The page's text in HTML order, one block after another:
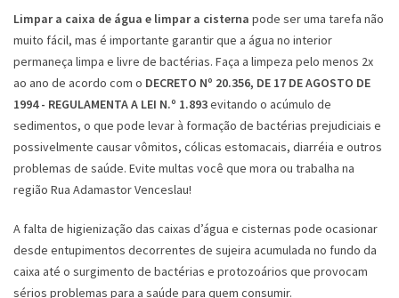
Limpar a caixa de água e limpar a cisterna pode ser uma tarefa não
muito fácil, mas é importante garantir que a água no interior
permaneça limpa e livre de bactérias. Faça a limpeza pelo menos 2x
ao ano de acordo com o DECRETO Nº 20.356, DE 17 DE AGOSTO DE
1994 - REGULAMENTA A LEI N.º 1.893evitando o acúmulo de
sedimentos, o que pode levar à formação de bactérias prejudiciais e
possivelmente causar vômitos, cólicas estomacais, diarréia e outros
problemas de saúde. Evite multas você que mora ou trabalha na
região Rua Adamastor Venceslau!
A falta de higienização das caixas d’água e cisternas pode ocasionar
desde entupimentos decorrentes de sujeira acumulada no fundo da
caixa até o surgimento de bactérias e protozoários que provocam
sérios problemas para a saúde para quem consumir.